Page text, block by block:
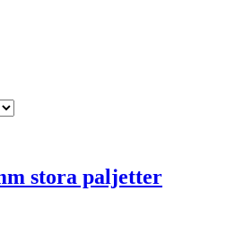
stora paljetter